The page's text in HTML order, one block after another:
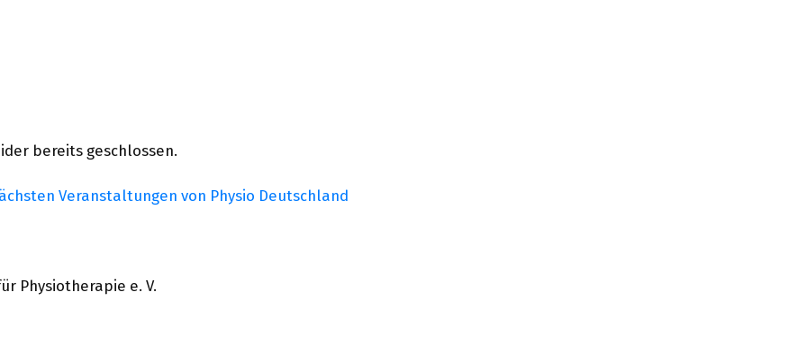
bereits geschlossen.
Veranstaltungen von Physio Deutschland
Physiotherapie e. V.